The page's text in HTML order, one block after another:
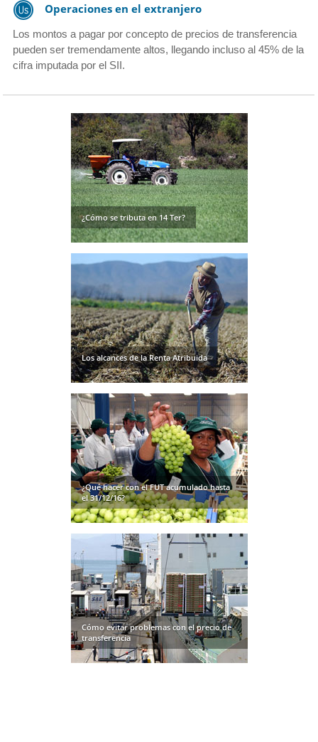
Operaciones en el extranjero
Los montos a pagar por concepto de precios de transferencia
pueden ser tremendamente altos, llegando incluso al 45% de la
cifra imputada por el SII.
¿Cómo se tributa en 14 Ter?
Los alcances de la Renta Atribuida
¿Qué hacer con el FUT acumulado hasta
el 31/12/16?
Cómo evitar problemas con el precio de
transferencia